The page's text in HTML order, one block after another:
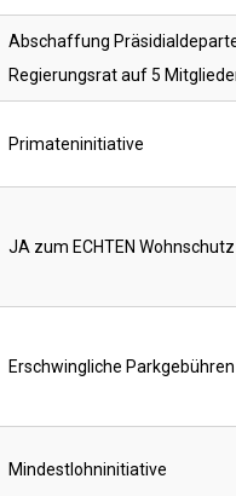
Abschaffung
Regierungsrat auf 5
Primateninitiative
JA zum ECHTEN Wohnschutz
Erschwingliche Parkgebühren
Mindestlohninitiative